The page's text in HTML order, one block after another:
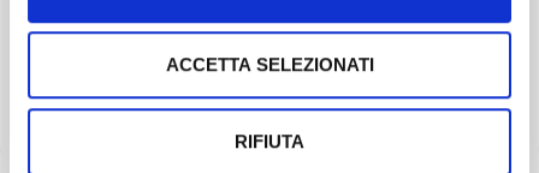
ACCETTA SELEZIONATI
RIFIUTA